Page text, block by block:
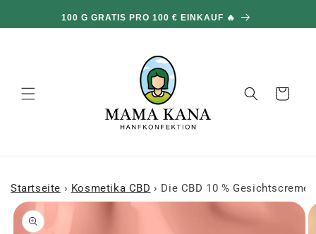
100 G GRATIS PRO 100 € EINKAUF 🔥
Warenkorb
Startseite › Kosmetika CBD › Die CBD 10 %